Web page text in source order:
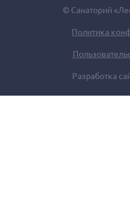
© Санаторий
Политика
Разработка